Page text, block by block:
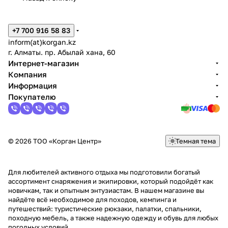
+7 700 916 58 83
inform(at)korgan.kz
г. Алматы. пр. Абылай хана, 60
Интернет-магазин
Компания
Информация
Покупателю
© 2026 ТОО «Корган Центр» Темная тема
Для любителей активного отдыха мы подготовили богатый
ассортимент снаряжения и экипировки, который подойдёт как
новичкам, так и опытным энтузиастам. В нашем магазине вы
найдёте всё необходимое для походов, кемпинга и
путешествий: туристические рюкзаки, палатки, спальники,
походную мебель, а также надежную одежду и обувь для любых